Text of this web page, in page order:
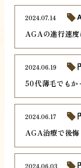
AGAの進行速
2024.07.14
50代薄毛でもか
2024.06.19
AGA治療で後
2024.06.17
2024.06.03